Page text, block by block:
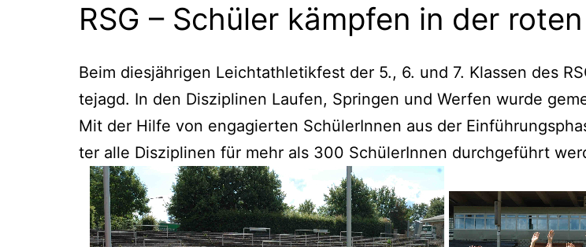
Dortmund
RSG – Schüler kämpfen in der
Beim dies­jäh­ri­gen Leicht­ath­le­tik­fest der 5., 6. und 7. Klas­sen des
te­jagd. In den Dis­zi­pli­nen Lau­fen, Sprin­gen und Wer­fen wur­de
Mit der Hil­fe von enga­gier­ten Schü­le­rIn­nen aus der
ter alle Dis­zi­pli­nen für mehr als 300 Schü­le­rIn­nen durch­ge­führt